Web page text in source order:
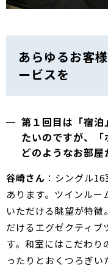
あらゆるお客
ービスを
第１回目は「宿
たいのですが、
どのようなお部
谷崎さん ：シングル
あります。ツインルー
いただける眺望が特
だけるエグゼクティブ
す。和室にはこだわり
ったりとおくつろぎい